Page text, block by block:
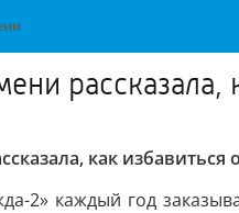
рассказала,
как избавиться
2» каждый год